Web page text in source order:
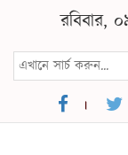
রবিবার,